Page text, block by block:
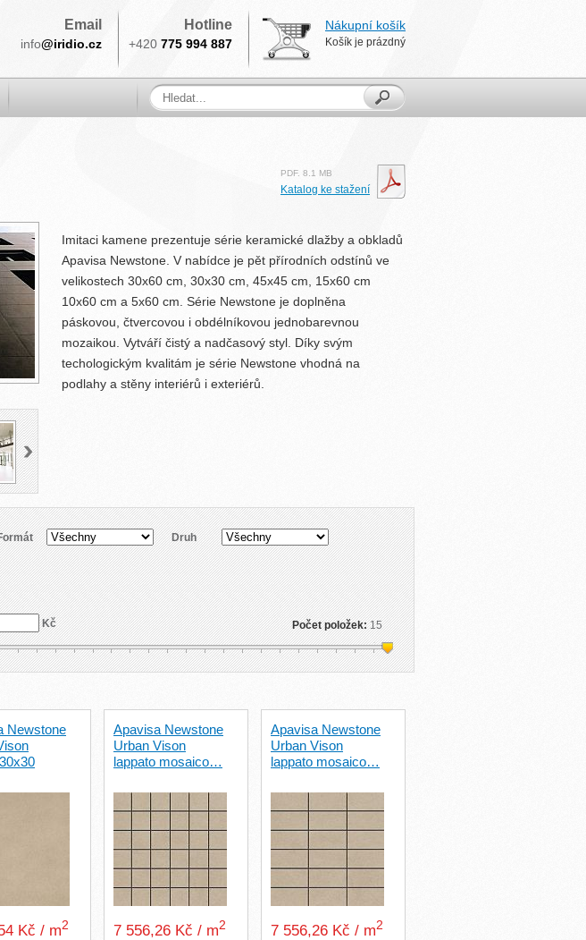
Email
info@iridio.cz
Hotline
+420 775 994 887
Nákupní košík
Košík je prázdný
PDF. 8.1 MB
Katalog ke stažení
Imitaci kamene prezentuje série keramické dlažby a obkladů
Apavisa Newstone. V nabídce je pět přírodních odstínů ve
velikostech 30x60 cm, 30x30 cm, 45x45 cm, 15x60 cm
10x60 cm a 5x60 cm. Série Newstone je doplněna
páskovou, čtvercovou i obdélníkovou jednobarevnou
mozaikou. Vytváří čistý a nadčasový styl. Díky svým
techologickým kvalitám je série Newstone vhodná na
podlahy a stěny interiérů i exteriérů.
Druh
Kč Počet položek:15
Newstone
Kč / m2
Apavisa Newstone
Urban Vison
lappato mosaico…
7 556,26 Kč / m2
Apavisa Newstone
Urban Vison
lappato mosaico…
7 556,26 Kč / m2